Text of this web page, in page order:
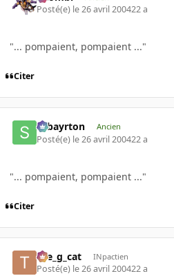
Posté(e) le 26 avril 200422 a
"... pompaient, pompaient ..."
Citer
sebayrton Ancien
Posté(e) le 26 avril 200422 a
"... pompaient, pompaient ..."
Citer
the_g_cat INpactien
Posté(e) le 26 avril 200422 a